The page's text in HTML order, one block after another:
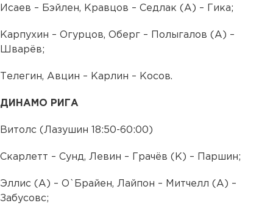
Исаев – Бэйлен, Кравцов – Седлак (А) – Гика;
Карпухин – Огурцов, Оберг – Полыгалов (А) –
Шварёв;
Телегин, Авцин – Карлин – Косов.
ДИНАМО РИГА
Витолс (Лазушин 18:50-60:00)
Скарлетт – Сунд, Левин – Грачёв (К) – Паршин;
Эллис (А) – О`Брайен, Лайпон – Митчелл (А) –
Забусовс;